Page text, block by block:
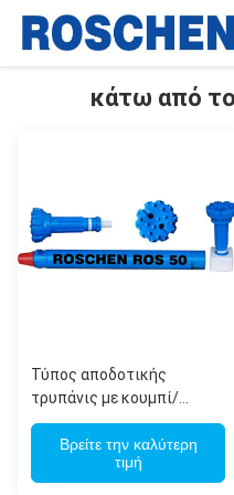
κάτω από
Τύπος αποδοτικής
τρυπάνις με κουμπί/
σταυρό/κόνο/τρικόνο για
τρυπάνι με σφυρί
Βρείτε την καλύτερη
τιμή